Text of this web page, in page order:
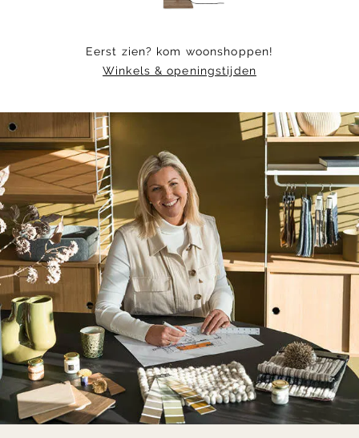
Eerst zien? kom woonshoppen!
Winkels & openingstijden